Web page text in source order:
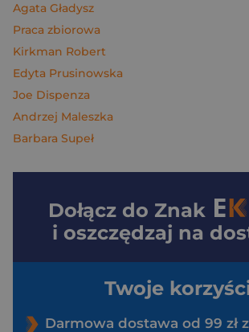
Agata Gładysz
Praca zbiorowa
Kirkman Robert
Edyta Prusinowska
Joe Dispenza
Andrzej Maleszka
Barbara Supeł
Dołącz do Znak
i oszczędzaj na
Twoje
Darmowa dostawa od 99 zł z